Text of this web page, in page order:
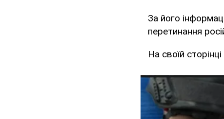
За його
перетинання
На своїй